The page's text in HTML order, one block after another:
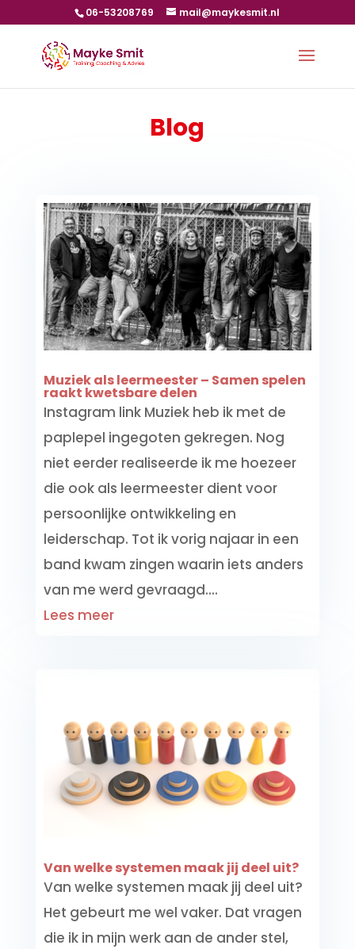
06-53208769 mail@maykesmit.nl
Blog
Muziek als leermeester – Samen spelen
raakt kwetsbare delen
Instagram link Muziek heb ik met de
paplepel ingegoten gekregen. Nog
niet eerder realiseerde ik me hoezeer
die ook als leermeester dient voor
persoonlijke ontwikkeling en
leiderschap. Tot ik vorig najaar in een
band kwam zingen waarin iets anders
van me werd gevraagd....
Lees meer
Van welke systemen maak jij deel uit?
Van welke systemen maak jij deel uit?
Het gebeurt me wel vaker. Dat vragen
die ik in mijn werk aan de ander stel,